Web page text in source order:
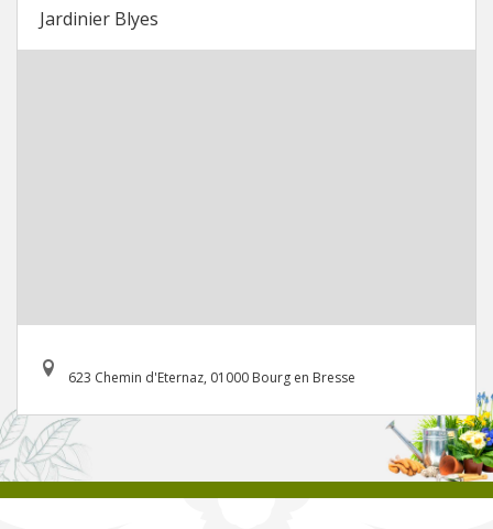
Jardinier Blyes
623 Chemin d'Eternaz, 01000 Bourg en Bresse